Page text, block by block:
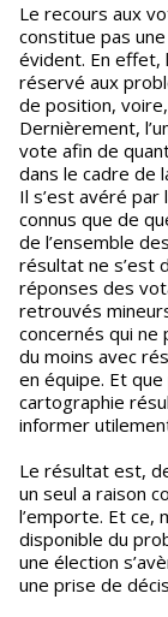
Le recours aux votes lors d'une animation de réunion ne
constitue pas
évident. En
réservé aux
de position,
Dernièrement,
vote afin de
dans le cadre de
Il s’est avéré par
connus que de
de l’ensemble
résultat ne s’est
réponses des
retrouvés
concernés qui ne
du moins avec
en équipe. Et
cartographie
informer
Le résultat est,
un seul a raison
l’emporte. Et ce,
disponible du
une élection
une prise de